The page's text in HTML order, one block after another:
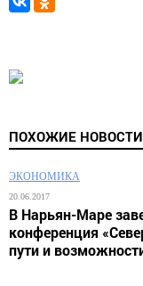
ПОХОЖИЕ НОВОСТИ
ЭКОНОМИКА
20.06.2017
В Нарьян-Маре
конференция
пути и